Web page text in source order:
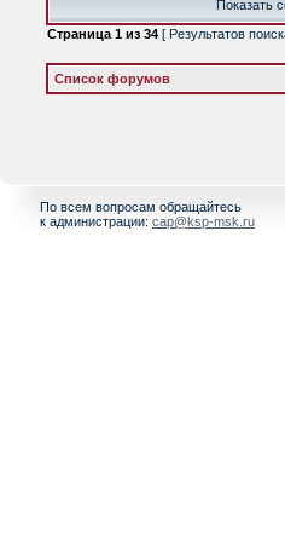
Показать
Страница 1 из 34 [ Результатов
Список форумов
По всем вопросам обращайтесь
к администрации: cap@ksp-msk.ru